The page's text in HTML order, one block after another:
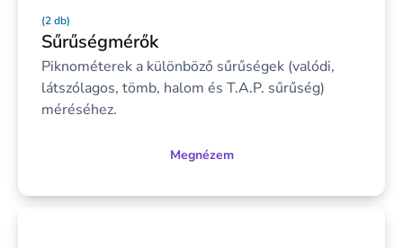
(2 db)
Sűrűségmérők
Piknométerek a különböző sűrűségek (valódi,
látszólagos, tömb, halom és T.A.P. sűrűség)
méréséhez.
Megnézem